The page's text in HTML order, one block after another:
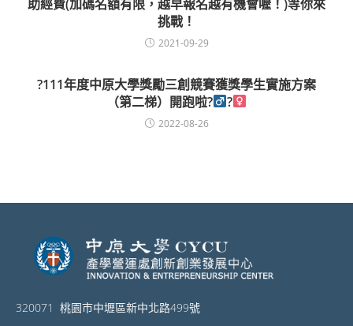
助經費(加碼名額有限，越早報名越有機會喔！)等你來
挑戰！
2021-09-29
?111年度中原大學獎勵三創競賽獲獎學生實施方案
（第二梯）開跑啦?‍
?‍
2022-08-26
320071 桃園市中壢區新中北路499號